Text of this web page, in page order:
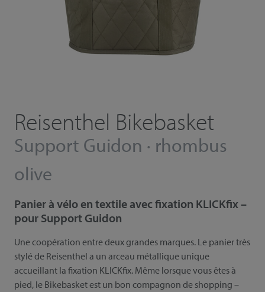
Reisenthel Bikebasket
Support Guidon · rhombus
olive
Panier à vélo en textile avec fixation KLICKfix –
pour Support Guidon
Une coopération entre deux grandes marques. Le panier très
stylé de Reisenthel a un arceau métallique unique
accueillant la fixation KLICKfix. Même lorsque vous êtes à
pied, le Bikebasket est un bon compagnon de shopping –